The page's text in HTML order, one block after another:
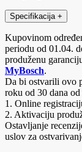
Specifikacija +
Kupovinom
periodu od 01.04.
produženu
MyBosch.
Da bi ostvarili ovo
roku od 30 dana
1. Online
2. Aktivaciju
Ostavljanje
uslov za